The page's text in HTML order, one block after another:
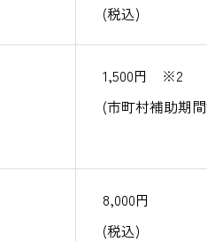
(税込)
1,500円 ※2
(市町村補助期
8,000円
(税込)